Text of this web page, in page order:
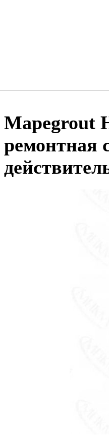
Mapegrout
ремонтная